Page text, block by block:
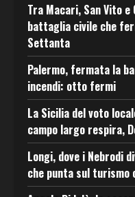
Tra Macari, San Vito
battaglia civile che
Settanta
Palermo, fermata la
incendi: otto fermi
La Sicilia del voto
campo largo respira,
Longi, dove i Nebrodi
che punta sul turismo